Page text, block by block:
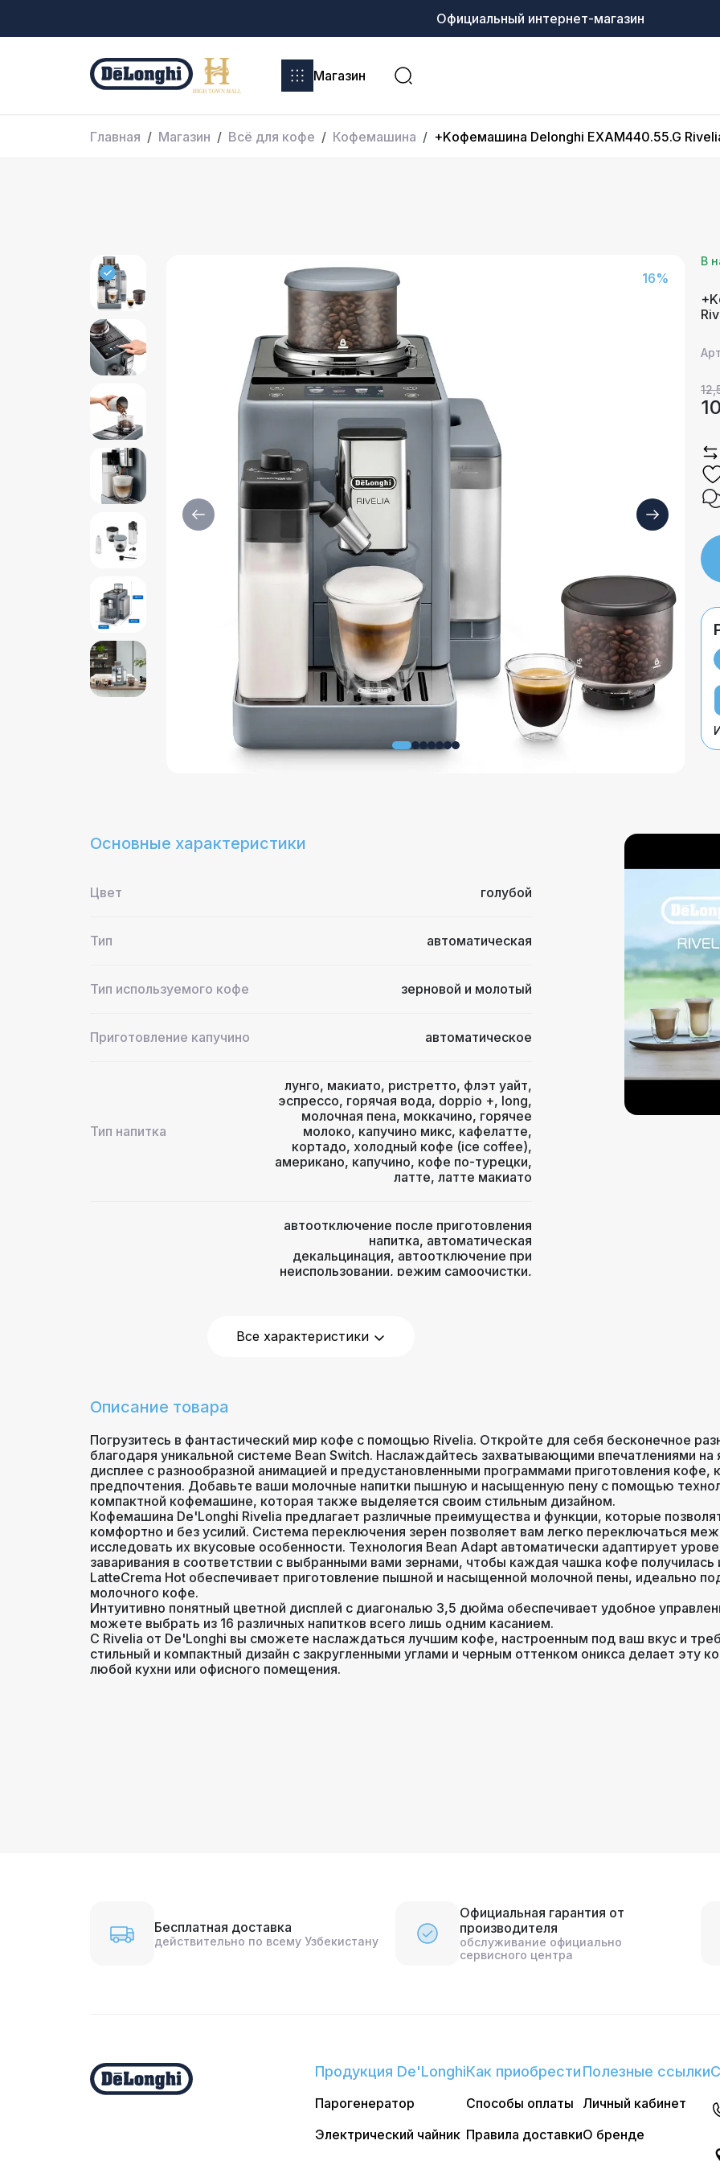
Официальный интернет-магазин
Магазин
Главная Магазин Всё для кофе Кофемашина +Kофемашина Delonghi EXAM440.55.G
16%
В
Основные характеристики
Цвет голубой
Тип автоматическая
Тип используемого кофе зерновой и молотый
Приготовление капучино автоматическое
Тип напитка
лунго, макиато, ристретто, флэт уайт,
эспрессо, горячая вода, doppio +, long,
молочная пена, моккачино, горячее
молоко, капучино микс, кафелатте,
кортадо, холодный кофе (ice coffee),
американо, капучино, кофе по-турецки,
латте, латте макиато
автоотключение после приготовления
напитка, автоматическая
декальцинация, автоотключение при
неиспользовании, режим самоочистки,
чашек,подача горячей воды
чашек
Настройки
жесткость воды,количество пены,
крепость кофе,объем порции горячей
воды, регулировка порции воды,
температура кофе
Объем (л) 1.4
Тип управления сенсорное
Все характеристики
Описание товара
Погрузитесь в фантастический мир кофе с помощью Rivelia. Откройте для себя бесконечное
благодаря уникальной системе Bean Switch. Наслаждайтесь захватывающими впечатлениями
дисплее с разнообразной анимацией и предустановленными программами приготовления
предпочтения. Добавьте ваши молочные напитки пышную и насыщенную пену с помощью
компактной кофемашине, которая также выделяется своим стильным дизайном.
Кофемашина De'Longhi Rivelia предлагает различные преимущества и функции, которые
комфортно и без усилий. Система переключения зерен позволяет вам легко переключаться
исследовать их вкусовые особенности. Технология Bean Adapt автоматически адаптирует
заваривания в соответствии с выбранными вами зернами, чтобы каждая чашка кофе
LatteCrema Hot обеспечивает приготовление пышной и насыщенной молочной пены, идеально
молочного кофе.
Интуитивно понятный цветной дисплей с диагональю 3,5 дюйма обеспечивает удобное
можете выбрать из 16 различных напитков всего лишь одним касанием.
С Rivelia от De'Longhi вы сможете наслаждаться лучшим кофе, настроенным под ваш вкус и
стильный и компактный дизайн с закругленными углами и черным оттенком оникса делает эту
любой кухни или офисного помещения.
Бесплатная доставка
действительно по всему Узбекистану
Официальная гарантия от
производителя
обслуживание официально
сервисного центра
Продукция De'Longhi
Парогенератор
Электрический чайник
Как приобрести
Способы оплаты
Правила доставки
Полезные ссылки
Личный кабинет
О бренде